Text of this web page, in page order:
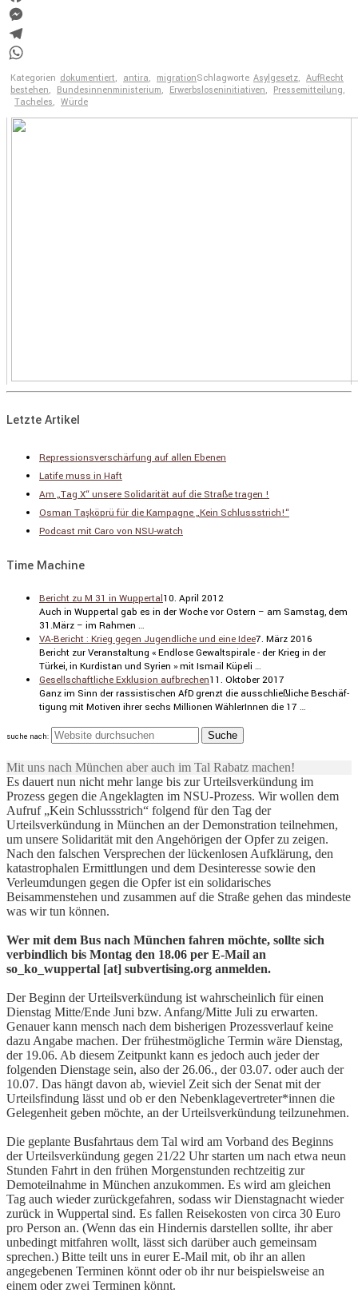
Facebook
Messenger
Telegram
WhatsApp
Kategorien dokumentiert, antira, migrationSchlagworte Asylgesetz, AufRecht
bestehen, Bundesinnenministerium, Erwerbsloseninitiativen, Pressemitteilung,
Tacheles, Würde
Letzte Artikel
Repressionsverschärfung auf allen Ebenen
Latife muss in Haft
Am „Tag X“ unsere Solidarität auf die Straße tragen !
Osman Taşköprü für die Kampagne „Kein Schlussstrich!“
Podcast mit Caro von NSU-watch
Time Machine
Bericht zu M 31 in Wuppertal10. April 2012
Auch in Wuppertal gab es in der Woche vor Ostern – am Samstag, dem
31.März – im Rahmen …
VA-Bericht : Krieg gegen Jugendliche und eine Idee7. März 2016
Bericht zur Veran­stal­tung « Endlose Gewalt­spi­rale - der Krieg in der
Türkei, in Kurdi­stan und Syrien » mit Ismail Küpeli …
Gesellschaftliche Exklusion aufbrechen11. Oktober 2017
Ganz im Sinn der rassis­ti­schen AfD grenzt die ausschließ­liche Beschäf­
ti­gung mit Motiven ihrer sechs Millionen Wähle­rInnen die 17 …
suche nach:
Mit uns nach München aber auch im Tal Rabatz machen!
Es dauert nun nicht mehr lange bis zur Urteilsverkündung im
Prozess gegen die Angeklagten im NSU-Prozess. Wir wollen dem
Aufruf „Kein Schlussstrich“ folgend für den Tag der
Urteilsverkündung in München an der Demonstration teilnehmen,
um unsere Solidarität mit den Angehörigen der Opfer zu zeigen.
Nach den falschen Versprechen der lückenlosen Aufklärung, den
katastrophalen Ermittlungen und dem Desinteresse sowie den
Verleumdungen gegen die Opfer ist ein solidarisches
Beisammenstehen und zusammen auf die Straße gehen das mindeste
was wir tun können.
Wer mit dem Bus nach München fahren möchte, sollte sich
verbindlich bis Montag den 18.06 per E-Mail an
so_ko_wuppertal [at] subvertising.org anmelden.
Der Beginn der Urteilsverkündung ist wahrscheinlich für einen
Dienstag Mitte/Ende Juni bzw. Anfang/Mitte Juli zu erwarten.
Genauer kann mensch nach dem bisherigen Prozessverlauf keine
dazu Angabe machen. Der frühestmögliche Termin wäre Dienstag,
der 19.06. Ab diesem Zeitpunkt kann es jedoch auch jeder der
folgenden Dienstage sein, also der 26.06., der 03.07. oder auch der
10.07. Das hängt davon ab, wieviel Zeit sich der Senat mit der
Urteilsfindung lässt und ob er den Nebenklagevertreter*innen die
Gelegenheit geben möchte, an der Urteilsverkündung teilzunehmen.
Die geplante Busfahrtaus dem Tal wird am Vorband des Beginns
der Urteilsverkündung gegen 21/22 Uhr starten um nach etwa neun
Stunden Fahrt in den frühen Morgenstunden rechtzeitig zur
Demoteilnahme in München anzukommen. Es wird am gleichen
Tag auch wieder zurückgefahren, sodass wir Dienstagnacht wieder
zurück in Wuppertal sind. Es fallen Reisekosten von circa 30 Euro
pro Person an. (Wenn das ein Hindernis darstellen sollte, ihr aber
unbedingt mitfahren wollt, lässt sich darüber auch gemeinsam
sprechen.) Bitte teilt uns in eurer E-Mail mit, ob ihr an allen
angegebenen Terminen könnt oder ob ihr nur beispielsweise an
einem oder zwei Terminen könnt.